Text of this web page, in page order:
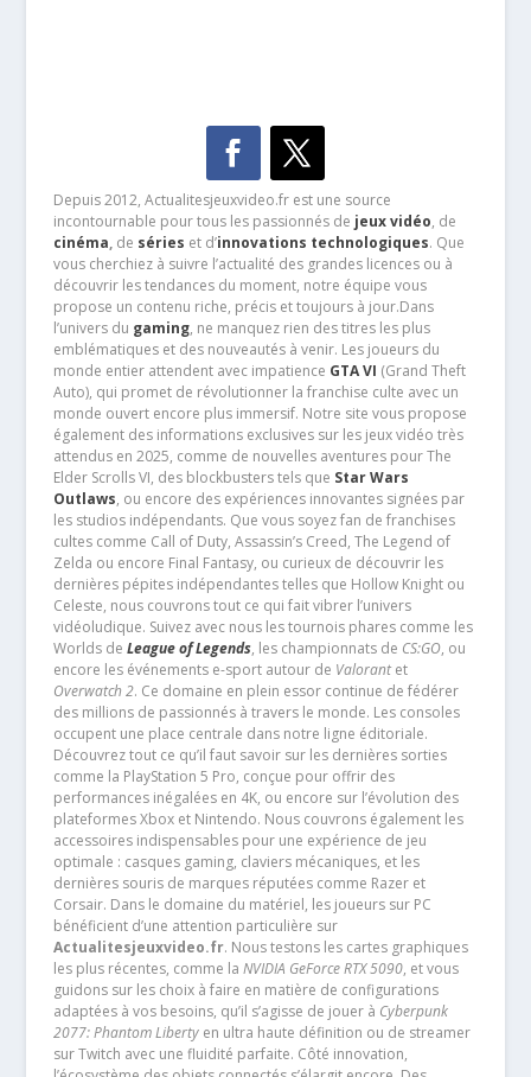
Depuis 2012, Actualitesjeuxvideo.fr est une source
incontournable pour tous les passionnés de jeux vidéo, de
cinéma,de séries et d’innovations technologiques. Que
vous cherchiez à suivre l’actualité des grandes licences ou à
découvrir les tendances du moment, notre équipe vous
propose un contenu riche, précis et toujours à jour.Dans
l’univers du gaming, ne manquez rien des titres les plus
emblématiques et des nouveautés à venir. Les joueurs du
monde entier attendent avec impatience GTA VI (Grand Theft
Auto), qui promet de révolutionner la franchise culte avec un
monde ouvert encore plus immersif. Notre site vous propose
également des informations exclusives sur les jeux vidéo très
attendus en 2025, comme de nouvelles aventures pour The
Elder Scrolls VI, des blockbusters tels que Star Wars
Outlaws, ou encore des expériences innovantes signées par
les studios indépendants. Que vous soyez fan de franchises
cultes comme Call of Duty, Assassin’s Creed, The Legend of
Zelda ou encore Final Fantasy, ou curieux de découvrir les
dernières pépites indépendantes telles que Hollow Knight ou
Celeste, nous couvrons tout ce qui fait vibrer l’univers
vidéoludique. Suivez avec nous les tournois phares comme les
Worlds de League of Legends, les championnats de CS:GO, ou
encore les événements e-sport autour de Valorantet
Overwatch 2. Ce domaine en plein essor continue de fédérer
des millions de passionnés à travers le monde. Les consoles
occupent une place centrale dans notre ligne éditoriale.
Découvrez tout ce qu’il faut savoir sur les dernières sorties
comme la PlayStation 5 Pro, conçue pour offrir des
performances inégalées en 4K, ou encore sur l’évolution des
plateformes Xbox et Nintendo. Nous couvrons également les
accessoires indispensables pour une expérience de jeu
optimale : casques gaming, claviers mécaniques, et les
dernières souris de marques réputées comme Razer et
Corsair. Dans le domaine du matériel, les joueurs sur PC
bénéficient d’une attention particulière sur
Actualitesjeuxvideo.fr. Nous testons les cartes graphiques
les plus récentes, comme la NVIDIA GeForce RTX 5090, et vous
guidons sur les choix à faire en matière de configurations
adaptées à vos besoins, qu’il s’agisse de jouer à Cyberpunk
2077: Phantom Libertyen ultra haute définition ou de streamer
sur Twitch avec une fluidité parfaite. Côté innovation,